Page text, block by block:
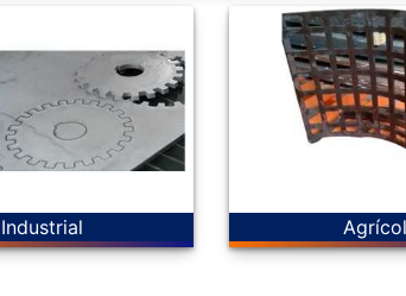
Industrial